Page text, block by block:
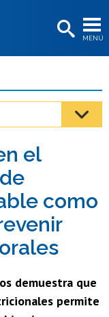
MENÚ
el
como
demuestra que
permite